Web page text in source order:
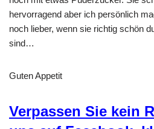
hervorragend aber ich persönlich
noch lieber, wenn sie richtig schön
sind…
Guten Appetit
Verpassen Sie kein